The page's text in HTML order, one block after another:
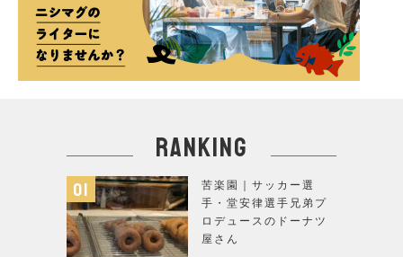
ranking
苦楽園｜サッカー選
手・堂安律選手兄弟プ
ロデュースのドーナツ
屋さん